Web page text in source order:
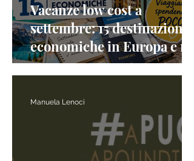
Vacanze low cost a
settembre: 15 destinazioni
economiche in Europa e nel
mondo per viaggiare
Manuela Lenoci